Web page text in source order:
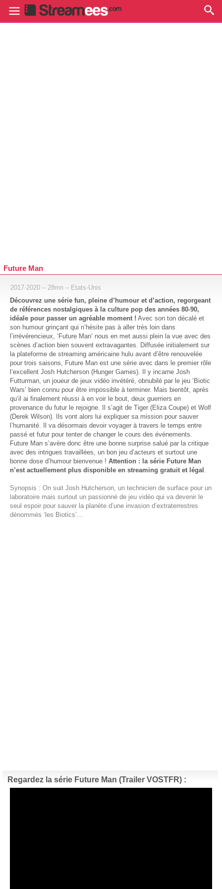
Future Man
2017-2020 – 28mn – Etats-Unis
Découvrez une série fun, pleine d’humour et d’action, regorgeant
de références nostalgiques à la culture pop des années 80-90,
idéale pour passer un agréable moment ! Avec son ton décalé et
son humour grinçant qui n’hésite pas à aller très loin dans
l’irrévérencieux, ‘Future Man’ nous en met aussi plein la vue avec des
scènes d’action bien souvent extravagantes. Diffusée initialement sur
la plateforme de streaming américaine hulu avant d’être renouvelée
pour trois saisons, Future Man est une série avec dans le premier rôle
l’excellent Josh Hutcherson (Hunger Games). Il y incarne Josh
Futturman, un joueur de jeux vidéo invétéré, obnubilé par le jeu ‘Biotic
Wars’ bien connu pour être impossible à terminer. Mais bientôt, après
qu’il ai finalement réussi à en voir le bout, deux guerriers en
provenance du futur le rejoigne. Il s’agit de Tiger (Eliza Coupe) et Wolf
(Derek Wilson). Ils vont alors lui expliquer sa mission pour sauver
l’humanité. Il va désormais devoir voyager à travers le temps entre
passé et futur pour tenter de changer le cours des événements.
Future Man s’avère donc être une bonne surprise salué par la critique
avec des intrigues travaillées, un bon jeu d’acteurs et surtout une
bonne dose d’humour bienvenue ! Attention : la série Future Man
n’est actuellement plus disponible en streaming gratuit et légal .
Synopsis : On suit Josh Hutcherson, un technicien de surface pour un
laboratoire mais surtout un passionné de jeu vidéo qui va devenir le
seul espoir pour sauver la planète d’une invasion d’extraterrestres
dénommés ‘les Biotics’…
Regardez la série Future Man (Trailer VOSTFR) :